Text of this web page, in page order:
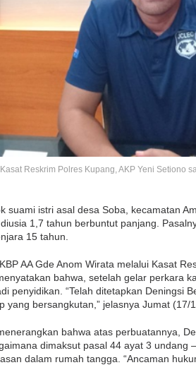
Kasat Reskrim Polres Kupang, AKP Yeni Setiono
suami istri asal desa Soba, kecamatan
1,7 tahun berbuntut panjang.
15 tahun.
AA Gde Anom Wirata melalui Kasat
bahwa, setelah gelar perkara
penyidikan. “Telah ditetapkan Deningsi
yang bersangkutan,” jelasnya Jumat (17/
bahwa atas perbuatannya,
dimaksut pasal 44 ayat 3 undang
dalam rumah tangga. “Ancaman